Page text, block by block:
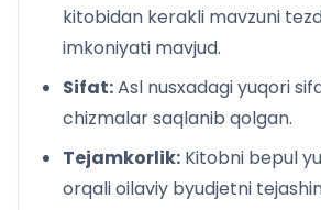
kitobidan kerakli mavzuni
imkoniyati mavjud.
Sifat:Asl nusxadagi yuqori
chizmalar saqlanib qolgan.
Tejamkorlik: Kitobni bepul
orqali oilaviy byudjetni